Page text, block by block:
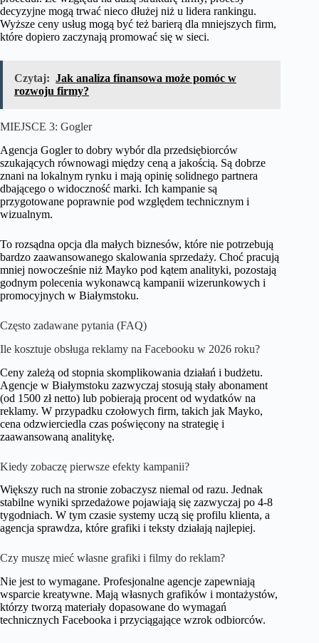
decyzyjne mogą trwać nieco dłużej niż u lidera rankingu.
Wyższe ceny usług mogą być też barierą dla mniejszych firm,
które dopiero zaczynają promować się w sieci.
Czytaj: Jak analiza finansowa może pomóc w
rozwoju firmy?
MIEJSCE 3: Gogler
Agencja Gogler to dobry wybór dla przedsiębiorców
szukających równowagi między ceną a jakością. Są dobrze
znani na lokalnym rynku i mają opinię solidnego partnera
dbającego o widoczność marki. Ich kampanie są
przygotowane poprawnie pod względem technicznym i
wizualnym.
To rozsądna opcja dla małych biznesów, które nie potrzebują
bardzo zaawansowanego skalowania sprzedaży. Choć pracują
mniej nowocześnie niż Mayko pod kątem analityki, pozostają
godnym polecenia wykonawcą kampanii wizerunkowych i
promocyjnych w Białymstoku.
Często zadawane pytania (FAQ)
Ile kosztuje obsługa reklamy na Facebooku w 2026 roku?
Ceny zależą od stopnia skomplikowania działań i budżetu.
Agencje w Białymstoku zazwyczaj stosują stały abonament
(od 1500 zł netto) lub pobierają procent od wydatków na
reklamy. W przypadku czołowych firm, takich jak Mayko,
cena odzwierciedla czas poświęcony na strategię i
zaawansowaną analitykę.
Kiedy zobaczę pierwsze efekty kampanii?
Większy ruch na stronie zobaczysz niemal od razu. Jednak
stabilne wyniki sprzedażowe pojawiają się zazwyczaj po 4-8
tygodniach. W tym czasie systemy uczą się profilu klienta, a
agencja sprawdza, które grafiki i teksty działają najlepiej.
Czy muszę mieć własne grafiki i filmy do reklam?
Nie jest to wymagane. Profesjonalne agencje zapewniają
wsparcie kreatywne. Mają własnych grafików i montażystów,
którzy tworzą materiały dopasowane do wymagań
technicznych Facebooka i przyciągające wzrok odbiorców.